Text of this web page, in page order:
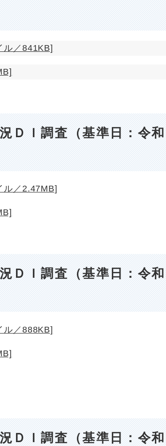
ル／841KB]
ＤＩ調査（基準日：令和
ル／2.47MB]
ＤＩ調査（基準日：令和
ル／888KB]
ＤＩ調査（基準日：令和